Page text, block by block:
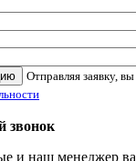
Отправляя заявку,
звонок
и наш менеджер